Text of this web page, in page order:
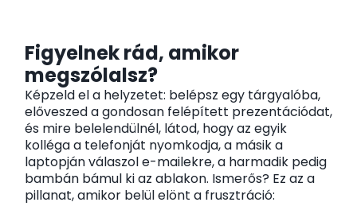
Figyelnek rád, amikor
megszólalsz?
Képzeld el a helyzetet: belépsz egy tárgyalóba,
előveszed a gondosan felépített prezentációdat,
és mire belelendülnél, látod, hogy az egyik
kolléga a telefonját nyomkodja, a másik a
laptopján válaszol e-mailekre, a harmadik pedig
bambán bámul ki az ablakon. Ismerős? Ez az a
pillanat, amikor belül elönt a frusztráció: